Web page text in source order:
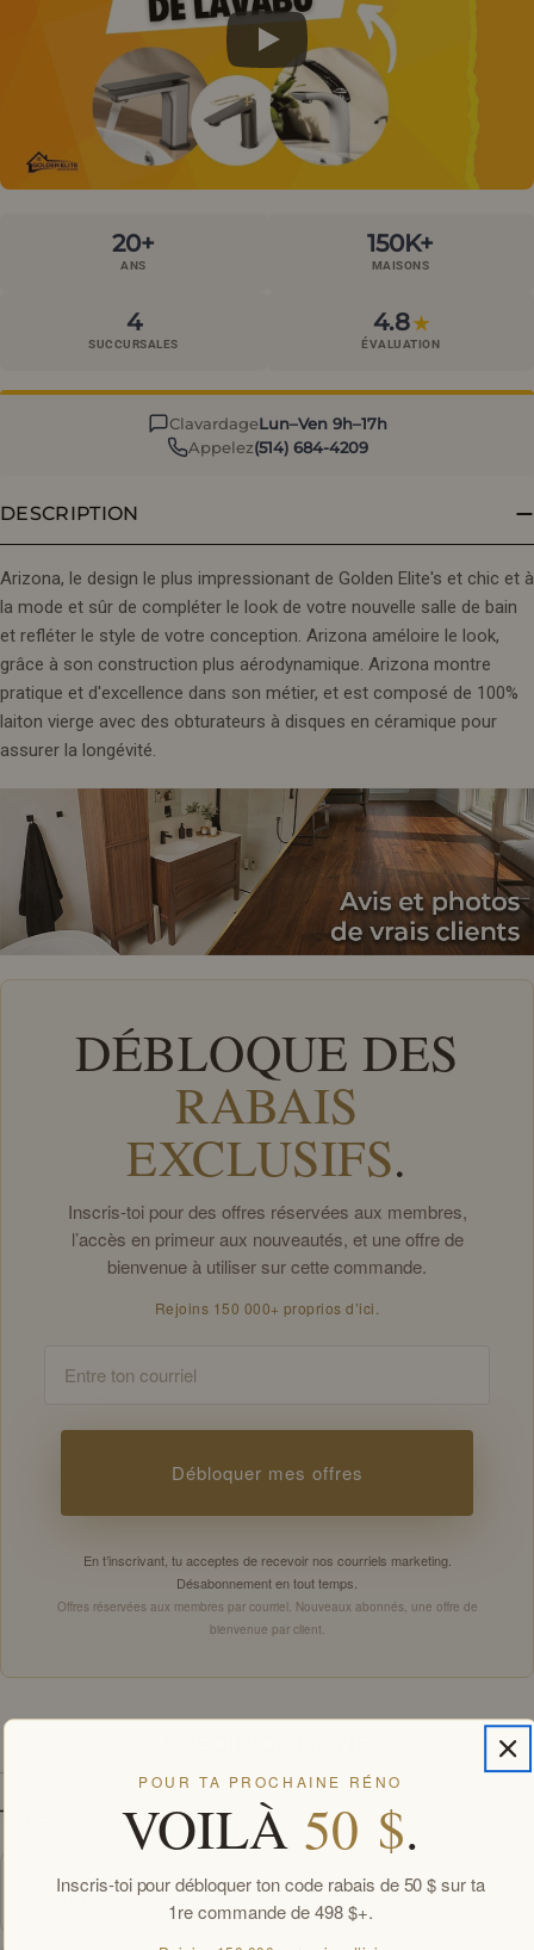
20+
ANS
150K+
MAISONS
4
SUCCURSALES
4.8★
ÉVALUATION
ClavardageLun–Ven 9h–17h
Appelez(514) 684-4209
DESCRIPTION
Arizona, le design le plus impressionant de Golden Elite's et chic et à
la mode et sûr de compléter le look de votre nouvelle salle de bain
et refléter le style de votre conception. Arizona améloire le look,
grâce à son construction plus aérodynamique. Arizona montre
pratique et d'excellence dans son métier, et est composé de 100%
laiton vierge avec des obturateurs à disques en céramique pour
assurer la longévité.
DÉBLOQUE DES
RABAIS
EXCLUSIFS.
Inscris-toi pour des offres réservées aux membres,
l’accès en primeur aux nouveautés, et une offre de
bienvenue à utiliser sur cette commande.
Rejoins 150 000+ proprios d’ici.
Débloquer mes offres
En t’inscrivant, tu acceptes de recevoir nos courriels marketing.
Désabonnement en tout temps.
Offres réservées aux membres par courriel. Nouveaux abonnés, une offre de
bienvenue par client.
TÉLÉCHARGEMENTS
Fiche technique
POUR TA PROCHAINE RÉNO
VOILÀ 50 $.
Inscris-toi pour débloquer ton code rabais de 50 $ sur ta
1re commande de 498 $+.